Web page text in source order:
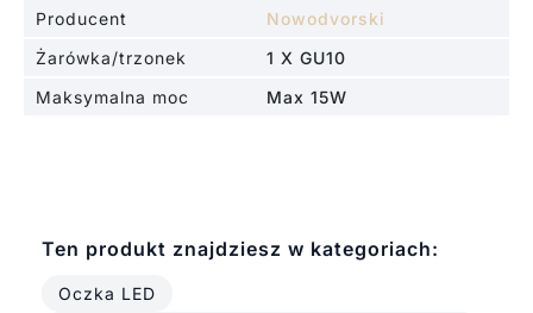
Producent
Nowodvorski
Żarówka/trzonek
1 X GU10
Maksymalna moc
Max 15W
Ten produkt znajdziesz w kategoriach:
Oczka LED